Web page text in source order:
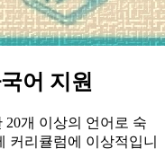
어 지원
개 이상의 언어로 숙
커리큘럼에 이상적입니